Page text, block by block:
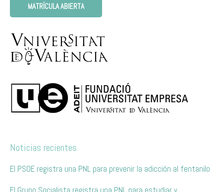
MATRÍCULA ABIERTA
Noticias recientes
El PSOE registra una PNL para prevenir la adicción al fentanilo